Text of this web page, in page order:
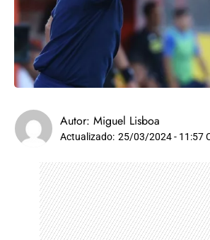
Autor: Miguel Lisboa
Actualizado: 25/03/2024 - 11:57